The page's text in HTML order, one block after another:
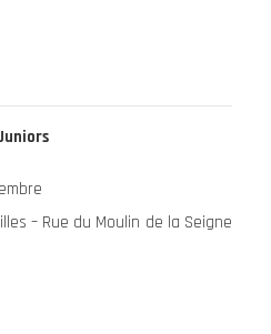
– Rue du Moulin de la Seigne